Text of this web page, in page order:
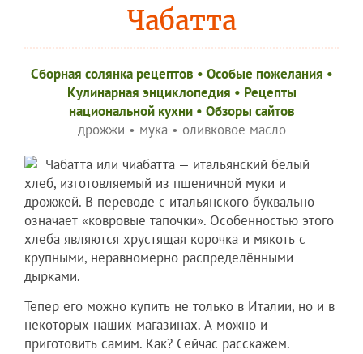
Чабатта
Сборная солянка рецептов • Особые пожелания •
Кулинарная энциклопедия • Рецепты
национальной кухни• Обзоры сайтов
дрожжи • мука• оливковое масло
Чабатта или чиабатта — итальянский белый
хлеб, изготовляемый из пшеничной муки и
дрожжей. В переводе с итальянского буквально
означает «ковровые тапочки». Особенностью этого
хлеба являются хрустящая корочка и мякоть с
крупными, неравномерно распределёнными
дырками.
Тепер его можно купить не только в Италии, но и в
некоторых наших магазинах. А можно и
приготовить самим. Как? Сейчас расскажем.